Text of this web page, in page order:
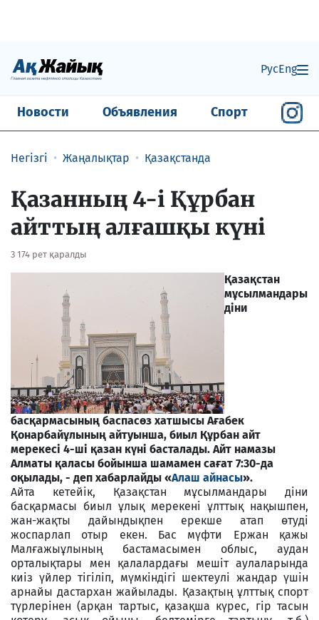
РусEng
Новости Объявления Спорт
Негізгі Жаңалықтар Қазақстанда
Қазанның 4-і Құрбан
айттың алғашқы күні
3 174 рет қаралды
Қазақстан
мұсылмандары
діни
басқармасының баспасөз хатшысы Ағабек
Қонарбайұлының айтуынша, биыл Құрбан айт
мерекесі 4-ші қазан күні басталады. Айт намазы
Алматы қаласы бойынша шамамен сағат 7:30-да
оқылады, - деп хабарлайды «Алаш айнасы».
Айта кетейік, Қазақстан мұсылмандары діни
басқармасы биыл ұлық мерекені ұлттық нақышпен,
жан-жақты дайындықпен ерекше атап өтуді
жоспарлап отыр екен. Бас мүфти Ержан қажы
Малғажыұлының бастамасымен облыс, аудан
орталықтары мен қалалардағы мешіт аулаларында
киіз үйлер тігіліп, мүмкіндігі шектеулі жандар үшін
арнайы дастархан жайылады. Қазақтың ұлттық спорт
түрлерінен (арқан тартыс, қазақша күрес, гір тасын